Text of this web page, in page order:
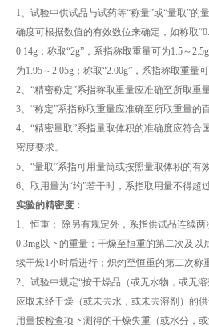
1、试验中供试品与试药等“称量”或“量取”的
确度可根据数值的有效数位来确定，如称取
0.14g；称取“2g”，系指称取重量可为1.5～
为1.95～2.05g；称取“2.00g”，系指称取重量可
2、“精密称定”系指称取重量应准确至所取重
3、“称定”系指称取重量应准确至所取重量的
4、“精密量取”系指量取体积的准确度应符合
密度要求。
5、“量取”系指可用量筒或按照量取体积的有
6、取用量为“约”若干时，系指取用量不得超
实验的精密度：
1、恒重： 除另有规定外，系指供试品连续
0.3mg以下的重量；干燥至恒重的第二次及
续干燥1小时后进行；炽灼至恒重的第二次称
2、试验中规定“按干燥品（或无水物，或无
应取未经干燥（或未去水，或未去溶剂）的
用量按检查项下测得的干燥失重（或水分，或